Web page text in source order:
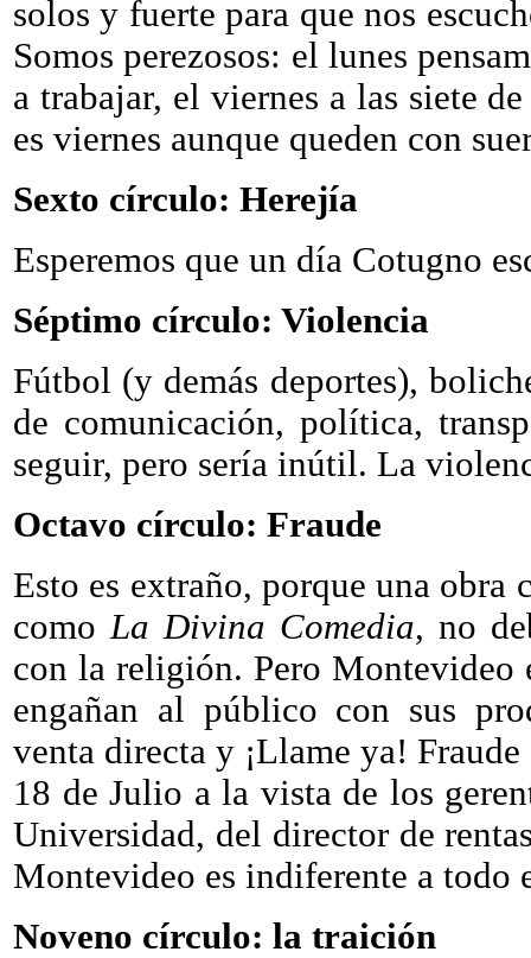
solos y fuerte para que nos
Somos perezosos: el lunes
a trabajar, el viernes a las siete
es viernes aunque queden con
Sexto círculo: Herejía
Esperemos que un día Cotugno
Séptimo círculo: Violencia
Fútbol (y demás deportes),
de comunicación, política,
seguir, pero sería inútil. La
Octavo círculo: Fraude
Esto es extraño, porque una
comoLa Divina Comedia, no
con la religión. Pero Montevideo
engañan al público con sus
venta directa y ¡Llame ya!
18 de Julio a la vista de los
Universidad, del director de
Montevideo es indiferente a todo
Noveno círculo: la traición